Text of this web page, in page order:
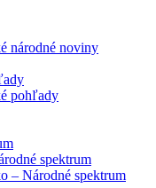
národné noviny
pohľady
spektrum
– Národné spektrum